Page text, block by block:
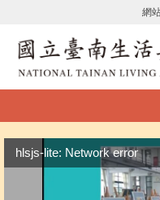
網
hlsjs-lite: Network error